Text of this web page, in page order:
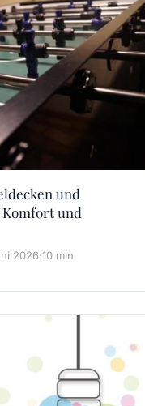
und
Komfort und
2026·10 min